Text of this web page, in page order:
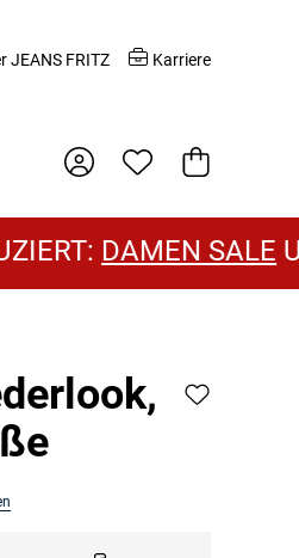
JEANS FRITZ Karriere
Warenkorb
DAMEN SALE UND